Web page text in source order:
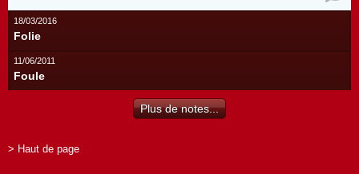
18/03/2016
Folie
11/06/2011
Foule
Plus de notes...
> Haut de page